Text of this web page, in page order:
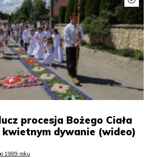
procesja Bożego Ciała
kwietnym dywanie (wideo)
1989 roku